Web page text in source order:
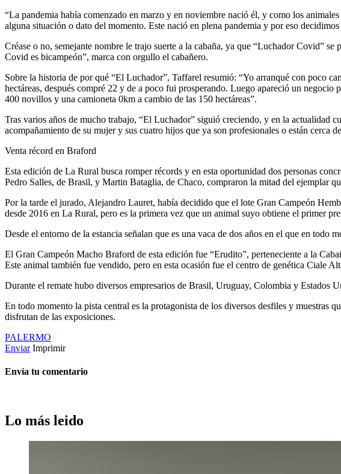
“La pandemia había comenzado en marzo y en noviembre nació él, y como los
alguna situación o dato del momento. Este nació en plena pandemia y por eso
Créase o no, semejante nombre le trajo suerte a la cabaña, ya que “Luchador Covid”
Covid es bicampeón”, marca con orgullo el cabañero.
Sobre la historia de por qué “El Luchador”, Taffarel resumió: “Yo arranqué con poco
hectáreas, después compré 22 y de a poco fui prosperando. Luego apareció un
400 novillos y una camioneta 0km a cambio de las 150 hectáreas”.
Tras varios años de mucho trabajo, “El Luchador” siguió creciendo, y en la actualidad
acompañamiento de su mujer y sus cuatro hijos que ya son profesionales o están cerca
Venta récord en Braford
Esta edición de La Rural busca romper récords y en esta oportunidad dos personas
Pedro Salles, de Brasil, y Martin Bataglia, de Chaco, compraron la mitad del ejemplar
Por la tarde el jurado, Alejandro Lauret, había decidido que el lote Gran Campeón
desde 2016 en La Rural, pero es la primera vez que un animal suyo obtiene el primer
Desde el entorno de la estancia señalan que es una vaca de dos años en el que en todo
El Gran Campeón Macho Braford de esta edición fue “Erudito”, perteneciente a la
Este animal también fue vendido, pero en esta ocasión fue el centro de genética Ciale
Durante el remate hubo diversos empresarios de Brasil, Uruguay, Colombia y Estados
En todo momento la pista central es la protagonista de los diversos desfiles y muestras
disfrutan de las exposiciones.
PALERMO
Enviar Imprimir
Envía tu comentario
Lo más leido